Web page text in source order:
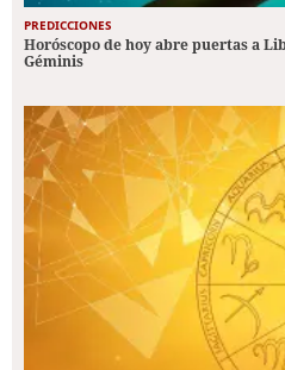
PREDICCIONES
Horóscopo de hoy abre puertas a
Géminis